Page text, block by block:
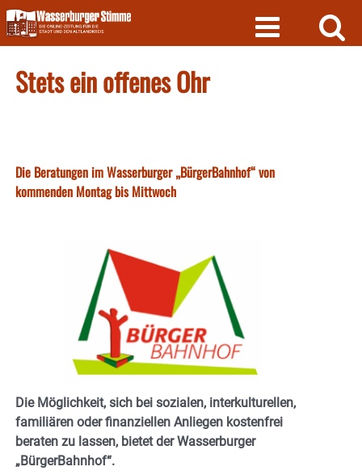
Skip
to
content
Stets ein offenes Ohr
Die Beratungen im Wasserburger „BürgerBahnhof“ von
kommenden Montag bis Mittwoch
Die Möglichkeit, sich bei sozialen, interkulturellen,
familiären oder finanziellen Anliegen kostenfrei
beraten zu lassen, bietet der Wasserburger
„BürgerBahnhof“.